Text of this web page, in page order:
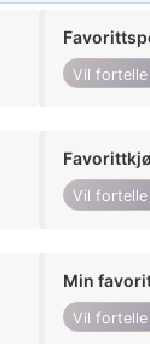
Vil fortelle
Vil fortelle
Min
Vil fortelle